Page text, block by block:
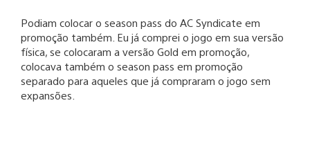
Podiam colocar o season pass do AC Syndicate em
promoção também. Eu já comprei o jogo em sua versão
física, se colocaram a versão Gold em promoção,
colocava também o season pass em promoção
separado para aqueles que já compraram o jogo sem
expansões.